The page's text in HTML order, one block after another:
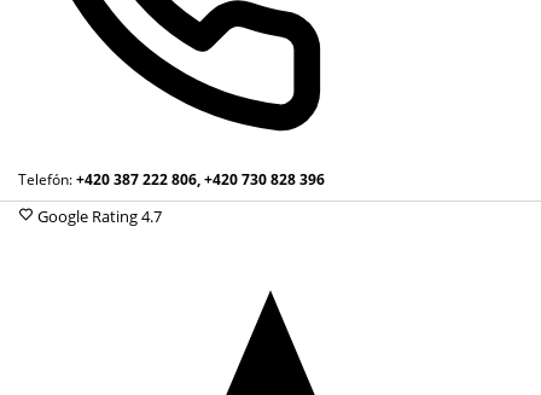
Telefón:+420 387 222 806, +420 730 828 396
Google Rating4.7